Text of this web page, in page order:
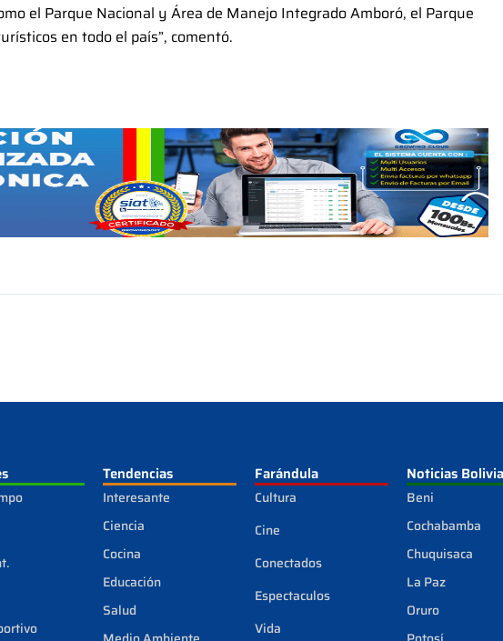
el Parque Nacional y Área de Manejo Integrado Amboró, el Parque
en todo el país”, comentó.
Tendencias
Interesante
Ciencia
Cocina
Educación
Salud
Farándula
Cultura
Cine
Conectados
Espectaculos
Vida
Noticias Bolivia
Beni
Cochabamba
Chuquisaca
La Paz
Oruro